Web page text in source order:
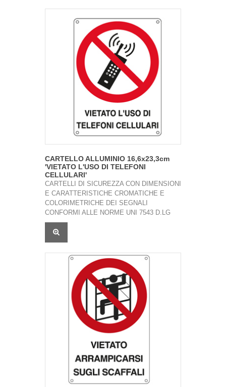
CARTELLO ALLUMINIO 16,6x23,3cm
'VIETATO L'USO DI TELEFONI
CELLULARI'
CARTELLI DI SICUREZZA CON DIMENSIONI
E CARATTERISTICHE CROMATICHE E
COLORIMETRICHE DEI SEGNALI
CONFORMI ALLE NORME UNI 7543 D.LG